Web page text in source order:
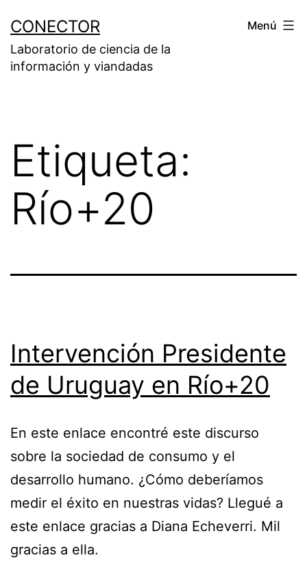
contenido
CONECTOR
Laboratorio de ciencia de la
información y viandadas
Menú
Etiqueta:
Río+20
Intervención Presidente
de Uruguay en Río+20
En este enlace encontré este discurso
sobre la sociedad de consumo y el
desarrollo humano. ¿Cómo deberíamos
medir el éxito en nuestras vidas? Llegué a
este enlace gracias a Diana Echeverri. Mil
gracias a ella.